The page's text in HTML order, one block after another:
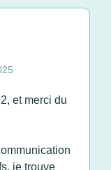
et merci du
je trouve